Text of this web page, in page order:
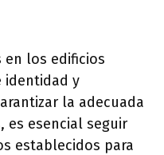
en los edificios
identidad y
la adecuada
es esencial seguir
establecidos para